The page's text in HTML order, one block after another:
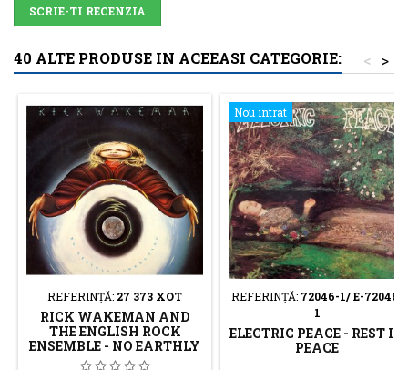
SCRIE-TI RECENZIA
40 ALTE PRODUSE IN ACEEASI CATEGORIE: >
<
REFERINŢĂ: 27 373 XOT
RICK WAKEMAN AND
THE ENGLISH ROCK
ENSEMBLE - NO EARTHLY
CONNECTION
Nou intrat
REFERINŢĂ: 72046-1/ E-72046-
1
ELECTRIC PEACE - REST IN
PEACE